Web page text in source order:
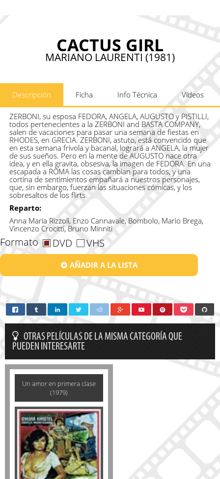
CACTUS GIRL
MARIANO LAURENTI (1981)
Descripción Ficha Info Técnica Vídeos
ZERBONI, su esposa FEDORA, ANGELA, AUGUSTO y PISTILLI,
todos pertenecientes a la ZERBONI and BASTA COMPANY,
salen de vacaciones para pasar una semana de fiestas en
RHODES, en GRECIA. ZERBONI, astuto, está convencido que
en esta semana frivola y bacanal, logrará a ANGELA, la mujer
de sus sueños. Pero en la mente de AUGUSTO nace otra
idea, y en ella gravita, obsesiva, la imagen de FEDORA. En una
escapada a ROMA las cosas cambian para todos, y una
cortina de sentimientos empañará a nuestros personajes,
que, sin embargo, fuerzan las situaciones cómicas, y los
sobresaltos de los flirts.
Reparto:
Anna Maria Rizzoli, Enzo Cannavale, Bombolo, Mario Brega,
Vincenzo Crocitti, Bruno Minniti
Formato DVD VHS
AÑADIR A LA LISTA
OTRAS PELÍCULAS DE LA MISMA CATEGORÍA QUE
PUEDEN INTERESARTE
Un amor en primera clase
(1979)